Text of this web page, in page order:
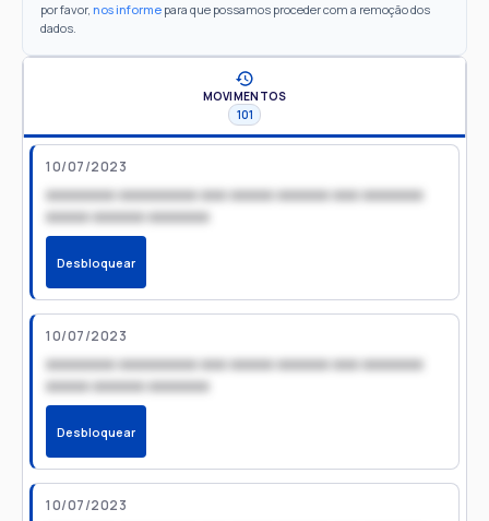
por favor, nos informe para que possamos proceder com a remoção dos
dados.
MOVIMENTOS
101
10/07/2023
xxxxxxxx xxxxxxxxx xxx xxxxx xxxxxx xxx xxxxxxx
xxxxx xxxxxx xxxxxxx
Desbloquear
10/07/2023
xxxxxxxx xxxxxxxxx xxx xxxxx xxxxxx xxx xxxxxxx
xxxxx xxxxxx xxxxxxx
Desbloquear
10/07/2023